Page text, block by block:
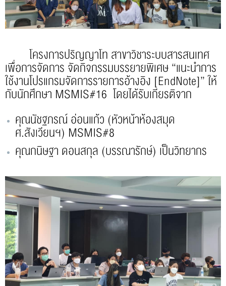
โครงการปริญญาโท สาขาวิชาระบบสารสนเทศ
เพื่อการจัดการ จัดกิจกรรมบรรยายพิเศษ “แนะนำการ
ใช้งานโปรแกรมจัดการรายการอ้างอิง [EndNote]” ให้
กับนักศึกษา MSMIS#16 โดยได้รับเกียรติจาก
คุณนัชฐภรณ์ อ่อนแก้ว (หัวหน้าห้องสมุด
ศ.สังเวียนฯ) MSMIS#8
คุณกนิษฐา ดอนสกุล (บรรณารักษ์) เป็นวิทยากร